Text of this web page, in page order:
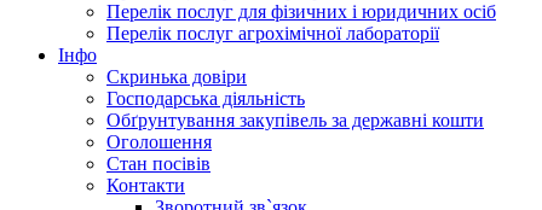
Перелік послуг для фізичних і юридичних осіб
Перелік послуг агрохімічної лабораторії
Інфо
Скринька довіри
Господарська діяльність
Обґрунтування закупівель за державні кошти
Оголошення
Стан посівів
Контакти